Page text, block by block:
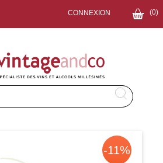
(0)
CONNEXION
-11%